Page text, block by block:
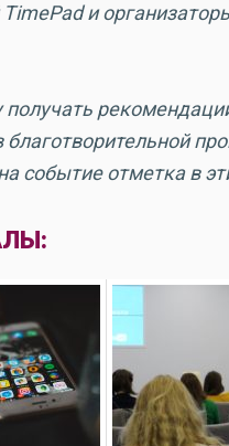
и
благотворительной
событие отметка в